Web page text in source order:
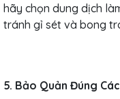
hãy chọn dung dịch
tránh gỉ sét và bong
5. Bảo Quản Đúng